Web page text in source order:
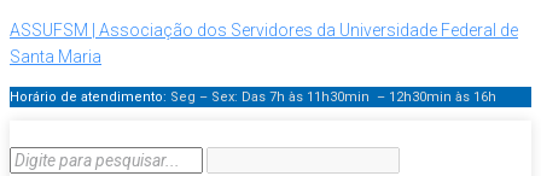
ASSUFSM | Associação dos Servidores da Universidade Federal de
Santa Maria
Horário de atendimento: Seg – Sex: Das 7h às 11h30min – 12h30min às 16h